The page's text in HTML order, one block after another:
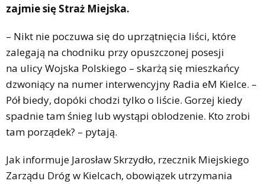
zajmie się Straż Miejska.
– Nikt nie poczuwa się do uprzątnięcia liści, które
zalegają na chodniku przy opuszczonej posesji
na ulicy Wojska Polskiego – skarżą się mieszkańcy
dzwoniący na numer interwencyjny Radia eM Kielce. –
Pół biedy, dopóki chodzi tylko o liście. Gorzej kiedy
spadnie tam śnieg lub wystąpi oblodzenie. Kto zrobi
tam porządek? – pytają.
Jak informuje Jarosław Skrzydło, rzecznik Miejskiego
Zarządu Dróg w Kielcach, obowiązek utrzymania